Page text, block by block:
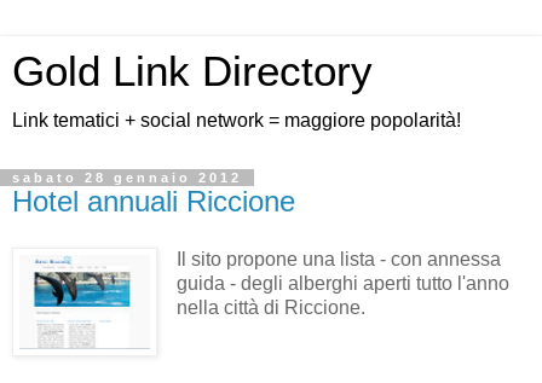
Gold Link Directory
Link tematici + social network = maggiore popolarità!
sabato 28 gennaio 2012
Hotel annuali Riccione
Il sito propone una lista - con annessa
guida - degli alberghi aperti tutto l'anno
nella città di Riccione.